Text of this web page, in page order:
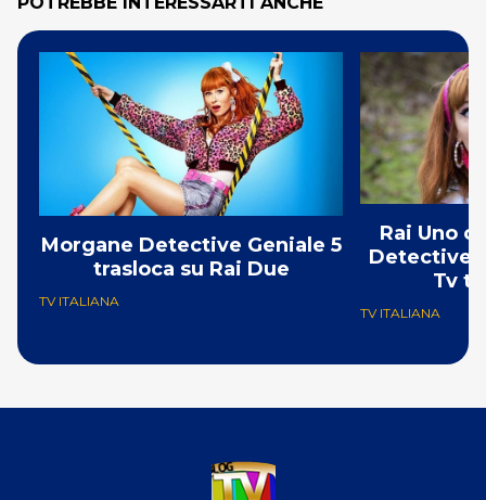
Morgane Detective Geniale 5
trasloca su Rai Due
TV ITALIANA
Rai Uno
Detective
Tv
TV ITALIANA